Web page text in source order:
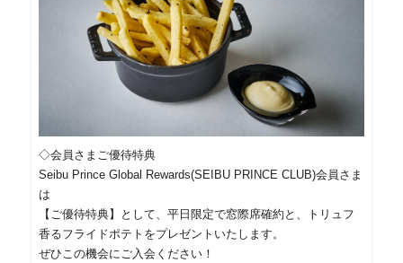
◇会員さまご優待特典
Seibu Prince Global Rewards(SEIBU PRINCE CLUB)会員さま
は
【ご優待特典】として、平日限定で窓際席確約と、トリュフ
香るフライドポテトをプレゼントいたします。
ぜひこの機会にご入会ください！